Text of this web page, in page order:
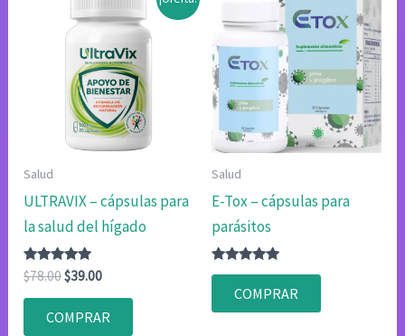
Salud
ULTRAVIX – cápsulas para
la salud del hígado
Valorado
con
4.80
de 5
$78.00El
original
era:
$39.00El
actual
es:
COMPRAR
Salud
E-Tox – cápsulas para
parásitos
Valorado
4.80
de 5
COMPRAR